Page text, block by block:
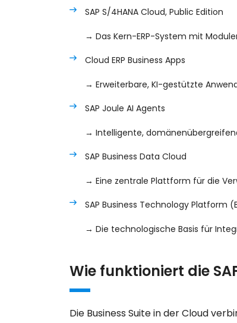
SAP S/4HANA Cloud, Public Edition
→ Das Kern-ERP-System mit
Cloud ERP Business Apps
→ Erweiterbare, KI-gestützte
SAP Joule AI Agents
→ Intelligente,
SAP Business Data Cloud
→ Eine zentrale Plattform für die
SAP Business Technology Platform
→ Die technologische Basis für
Wie funktioniert die
Die Business Suite in der Cloud